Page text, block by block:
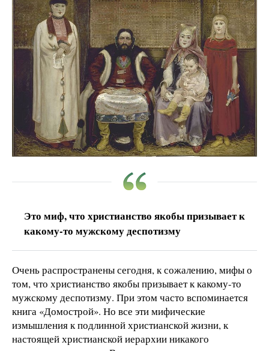
Это миф, что христианство якобы призывает к
какому-то мужскому деспотизму
Очень распространены сегодня, к сожалению, мифы о
том, что христианство якобы призывает к какому-то
мужскому деспотизму. При этом часто вспоминается
книга «Домострой». Но все эти мифические
измышления к подлинной христианской жизни, к
настоящей христианской иерархии никакого